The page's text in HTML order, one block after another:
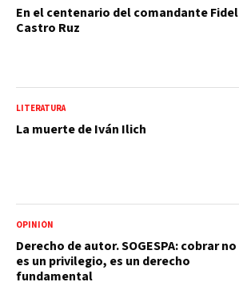
En el centenario del comandante Fidel
Castro Ruz
LITERATURA
La muerte de Iván Ilich
OPINIÓN
Derecho de autor. SOGESPA: cobrar no
es un privilegio, es un derecho
fundamental